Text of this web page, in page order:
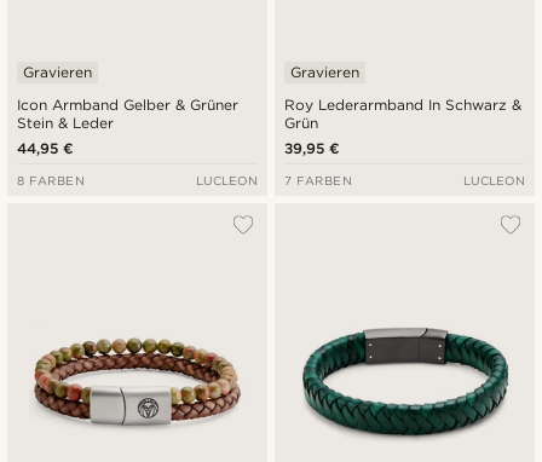
Icon Armband Gelber & Grüner
Stein & Leder
Gravieren
44,95 €
8 FARBEN LUCLEON
Roy Lederarmband In Schwarz &
Grün
Gravieren
39,95 €
7 FARBEN LUCLEON